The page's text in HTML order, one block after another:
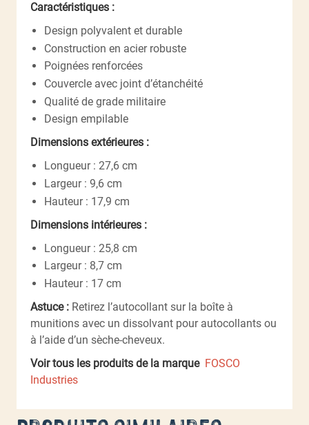
Caractéristiques :
Design polyvalent et durable
Construction en acier robuste
Poignées renforcées
Couvercle avec joint d’étanchéité
Qualité de grade militaire
Design empilable
Dimensions extérieures :
Longueur : 27,6 cm
Largeur : 9,6 cm
Hauteur : 17,9 cm
Dimensions intérieures :
Longueur : 25,8 cm
Largeur : 8,7 cm
Hauteur : 17 cm
Astuce : Retirez l’autocollant sur la boîte à
munitions avec un dissolvant pour autocollants ou
à l’aide d’un sèche-cheveux.
Voir tous les produits de la marque FOSCO
Industries